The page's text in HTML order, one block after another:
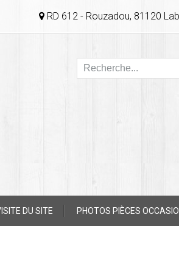
RD 612 - Rouzadou, 81120
DU SITE PHOTOS PIÈCES